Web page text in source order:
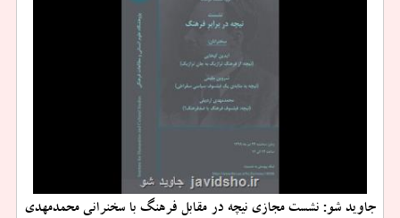
جاوید شو: نشست مجازی نیچه در مقابل فرهنگ با سخنرانی محمدمهدی